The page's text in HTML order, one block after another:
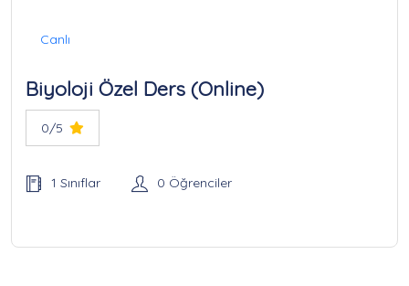
Canlı
Biyoloji Özel Ders (Online)
0/5
1 Sınıflar 0 Öğrenciler